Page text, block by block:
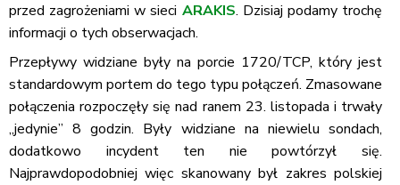
przed zagrożeniami w sieci ARAKIS. Dzisiaj podamy trochę
informacji o tych obserwacjach.
Przepływy widziane były na porcie 1720/TCP, który jest
standardowym portem do tego typu połączeń. Zmasowane
połączenia rozpoczęły się nad ranem 23. listopada i trwały
„jedynie” 8 godzin. Były widziane na niewielu sondach,
dodatkowo incydent ten nie powtórzył się.
Najprawdopodobniej więc skanowany był zakres polskiej